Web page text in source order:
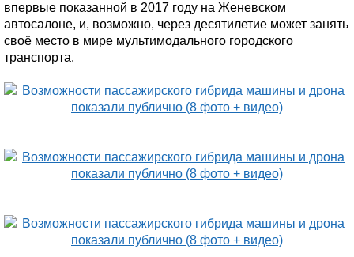
впервые показанной в 2017 году на Женевском
автосалоне, и, возможно, через десятилетие может занять
своё место в мире мультимодального городского
транспорта.